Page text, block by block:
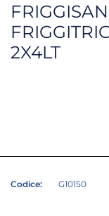
2X4LT
Codice: G10150